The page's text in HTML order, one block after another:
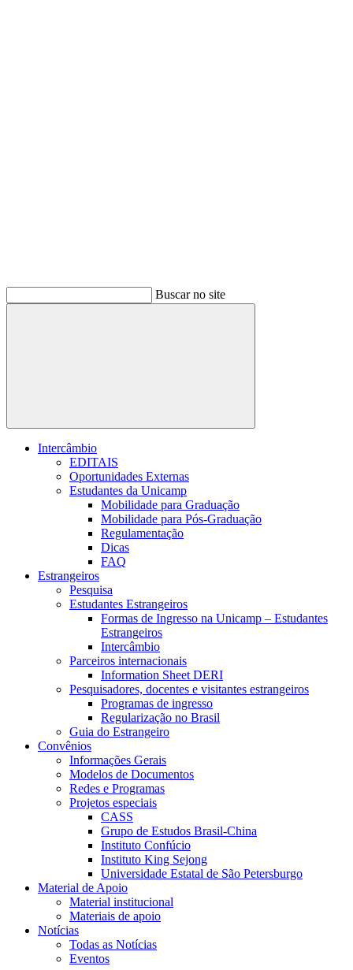
Buscar no site
Buscar
Intercâmbio
EDITAIS
Oportunidades Externas
Estudantes da Unicamp
Mobilidade para Graduação
Mobilidade para Pós-Graduação
Regulamentação
Dicas
FAQ
Estrangeiros
Pesquisa
Estudantes Estrangeiros
Formas de Ingresso na Unicamp – Estudantes
Estrangeiros
Intercâmbio
Parceiros internacionais
Information Sheet DERI
Pesquisadores, docentes e visitantes estrangeiros
Programas de ingresso
Regularização no Brasil
Guia do Estrangeiro
Convênios
Informações Gerais
Modelos de Documentos
Redes e Programas
Projetos especiais
CASS
Grupo de Estudos Brasil-China
Instituto Confúcio
Instituto King Sejong
Universidade Estatal de São Petersburgo
Material de Apoio
Material institucional
Materiais de apoio
Notícias
Todas as Notícias
Eventos